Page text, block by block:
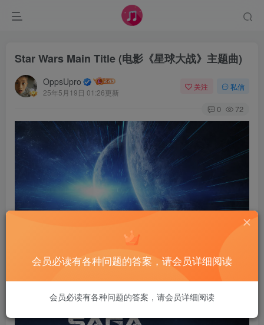
Star Wars Main Title (电影《星球大战》主题曲)
OppsUpro
25年5月19日 01:26更新
关注 私信
0 72
会员必读有各种问题的答案，请会员详细阅读
会员必读有各种问题的答案，请会员详细阅读